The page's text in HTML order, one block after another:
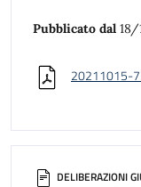
DELIBERAZIONI
Pubblicato dal 18/
20211015-